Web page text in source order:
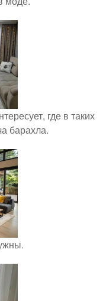
где в таких
барахла.